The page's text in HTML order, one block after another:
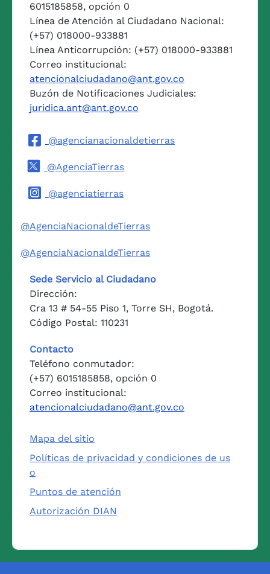
6015185858, opción 0
Línea de Atención al Ciudadano Nacional:
(+57) 018000-933881
Línea Anticorrupción: (+57) 018000-933881
Correo institucional:
atencionalciudadano@ant.gov.co
Buzón de Notificaciones Judiciales:
juridica.ant@ant.gov.co
@agencianacionaldetierras
@AgenciaTierras
@agenciatierras
@AgenciaNacionaldeTierras
@AgenciaNacionaldeTierras
Sede Servicio al Ciudadano
Dirección:
Cra 13 # 54-55 Piso 1, Torre SH, Bogotá.
Código Postal: 110231
Contacto
Teléfono conmutador:
(+57) 6015185858, opción 0
Correo institucional:
atencionalciudadano@ant.gov.co
Mapa del sitio
Políticas de privacidad y condiciones de us
o
Puntos de atención
Autorización DIAN